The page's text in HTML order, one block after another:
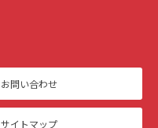
お問い合わせ
サイトマップ